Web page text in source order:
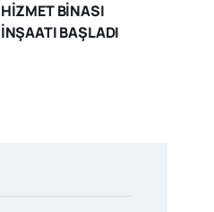
HİZMET BİNASI
İNŞAATI BAŞLADI